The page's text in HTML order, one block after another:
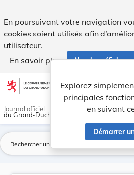
En poursuivant votre navigation
cookies soient utilisés afin
utilisateur.
En savoir plus
Ne plus afficher
Aller au contenu account_circle
Explorez
principales
en suivant
Démarrer
Journal officiel
du Grand-Duché de Luxembourg